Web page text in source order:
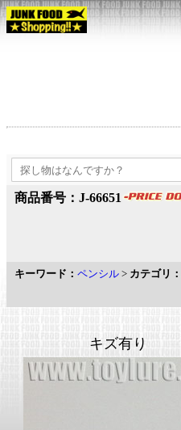
商品番号：J-66651
キーワード： ペンシル > カテゴリ：
キズ有り